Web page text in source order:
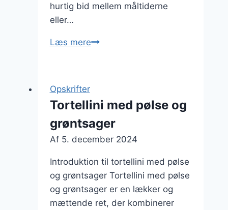
hurtig bid mellem måltiderne
eller…
Læs mereTortellini
sulten
Opskrifter
Tortellini med pølse og
grøntsager
Af 5. december 2024
Introduktion til tortellini med pølse
og grøntsager Tortellini med pølse
og grøntsager er en lækker og
mættende ret, der kombinerer